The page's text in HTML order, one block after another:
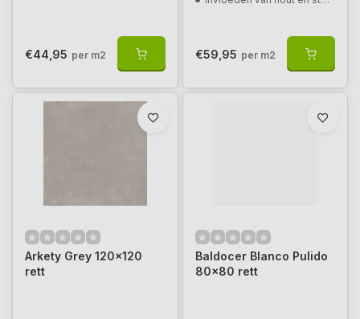
€44,95 per m2 €59,95 per m2
Arkety Grey 120x120
rett
Baldocer Blanco Pulido
80x80 rett